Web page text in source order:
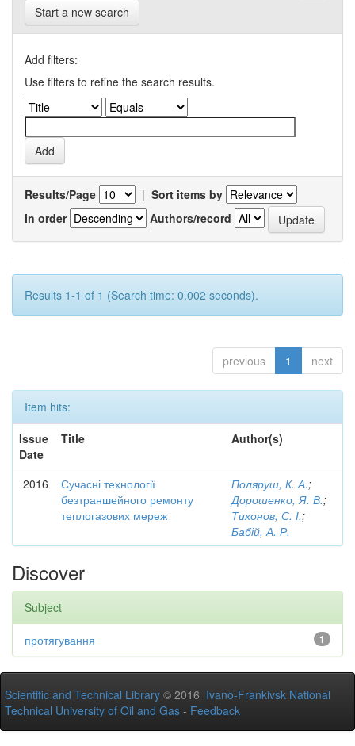
Start a new search
Add filters:
Use filters to refine the search results.
Results/Page | Sort items by
In order
Authors/record
Results 1-1 of 1 (Search time: 0.002 seconds).
previous 1 next
Item hits:
Issue
Date
Title Author(s)
2016
Сучасні технології
безтраншейного ремонту
теплогазових мереж
Поляруш, К. А.;
Дорошенко, Я. В.;
Тихонов, С. І.;
Бабій, А. Р.
Discover
Subject
1
протягування
Scientific and Technical Library © 2016 Ivano-Frankivsk National
Technical University of Oil and Gas - Feedback